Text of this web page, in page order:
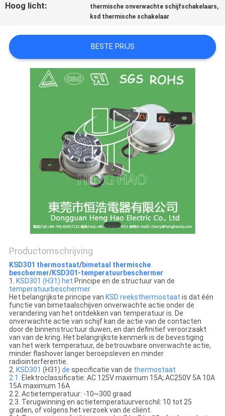
ALLE
SITEMAP
PRIVACY
Hoog licht: thermische onverwachte schijfschakelaars,
ksd thermische schakelaar
BESTE PRIJS
Productomschrijving
KSD301 thermostaat/bimetaal thermische
beschermer/KSD301-temperatuurbeschermer
1. KSD301 (H31) het Principe en de structuur van de
temperatuurbeschermer
Het belangrijkste principe van KSD reeksthermostaat is dat één
functie van bimetaalschijven onverwachte actie onder de
verandering van het ontdekken van temperatuur is. De
onverwachte actie van schijf kan de actie van de contacten
door de binnenstructuur duwen, en dan definitief veroorzaakt
van van de kring. Het belangrijkste kenmerk is de bevestiging
van het werk temperatuur, de betrouwbare onverwachte actie,
minder flashover langer beroepsleven en minder
radiointerferentie.
2. KSD301 (H31) de specificatie van de thermostaat
2.1. Elektroclassificatie: AC 125V maximum 15A; AC250V 5A 10A
15A maximum 16A
2.2. Actietemperatuur: -10~300 graad
2.3. Terugwinning en actietemperatuurverschil: 10 tot 25
graden, of volgens het verzoek van de cliënt.